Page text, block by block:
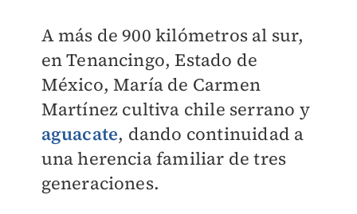
A más de 900 kilómetros al sur,
en Tenancingo, Estado de
México, María de Carmen
Martínez cultiva chile serrano y
aguacate, dando continuidad a
una herencia familiar de tres
generaciones.